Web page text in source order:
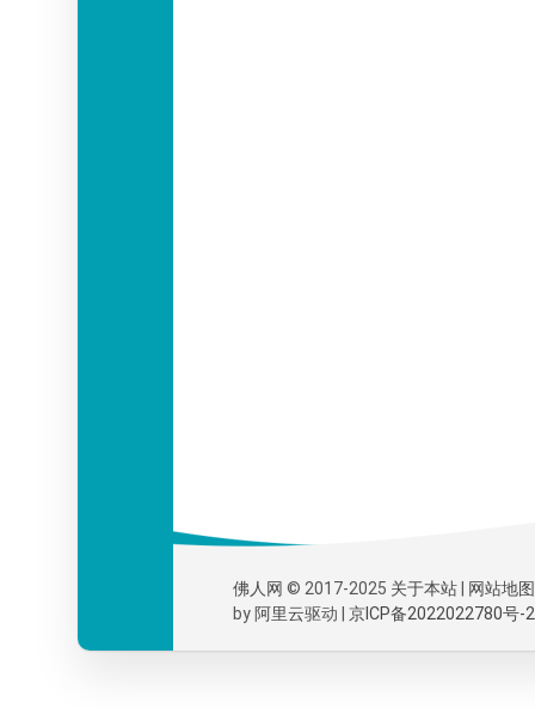
佛人网 © 2017-2025 关于本站
网站地图
by 阿里云驱动 | 京ICP备2022022780号-2